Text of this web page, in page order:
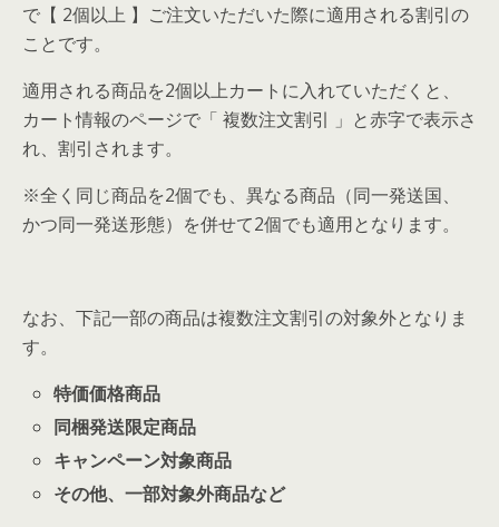
で【 2個以上 】ご注文いただいた際に適用される割引の
ことです。
適用される商品を2個以上カートに入れていただくと、
カート情報のページで「 複数注文割引 」と赤字で表示さ
れ、割引されます。
※全く同じ商品を2個でも、異なる商品（同一発送国、
かつ同一発送形態）を併せて2個でも適用となります。
なお、下記一部の商品は複数注文割引の対象外となりま
す。
特価価格商品
同梱発送限定商品
キャンペーン対象商品
その他、一部対象外商品など